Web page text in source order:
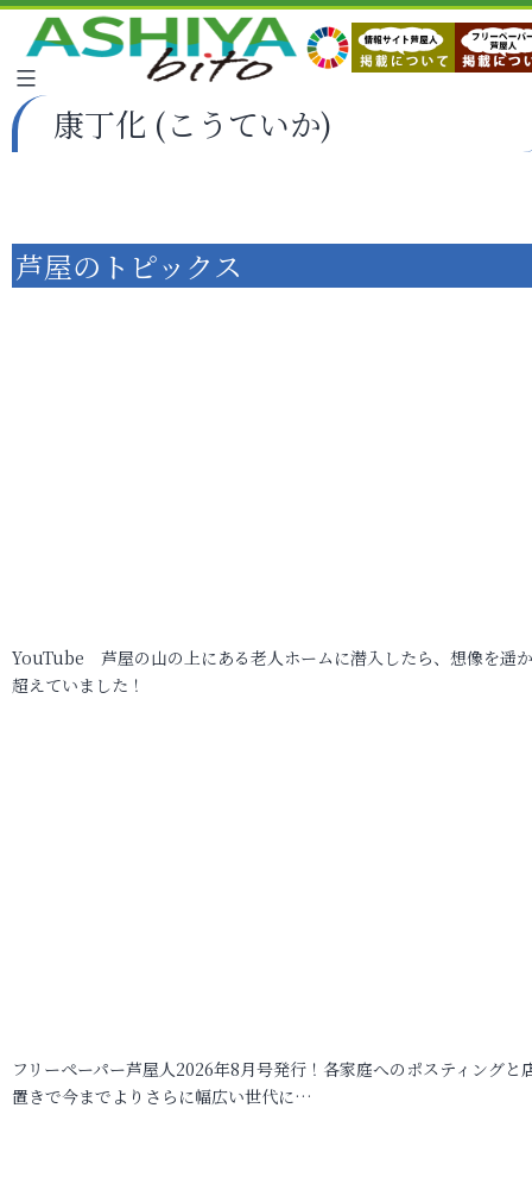
康丁化 (こうていか)
芦屋のトピックス
YouTube 芦屋の山の上にある老人ホームに潜入したら、想像を遥
超えていました！
フリーペーパー芦屋人2026年8月号発行！各家庭へのポスティングと
置きで今までよりさらに幅広い世代に…